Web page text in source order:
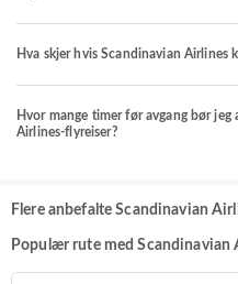
Hva skjer hvis Scandinavian Airlines
Hvor mange timer før avgang bør
Airlines-flyreiser?
Flere anbefalte Scandinavian
Populær rute med Scandinavian